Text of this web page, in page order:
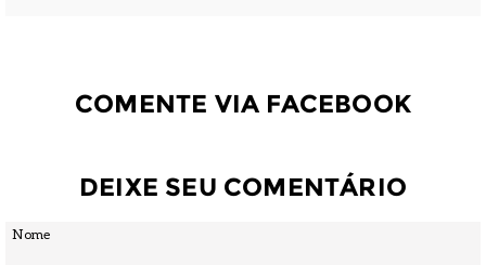
COMENTE VIA FACEBOOK
DEIXE SEU COMENTÁRIO